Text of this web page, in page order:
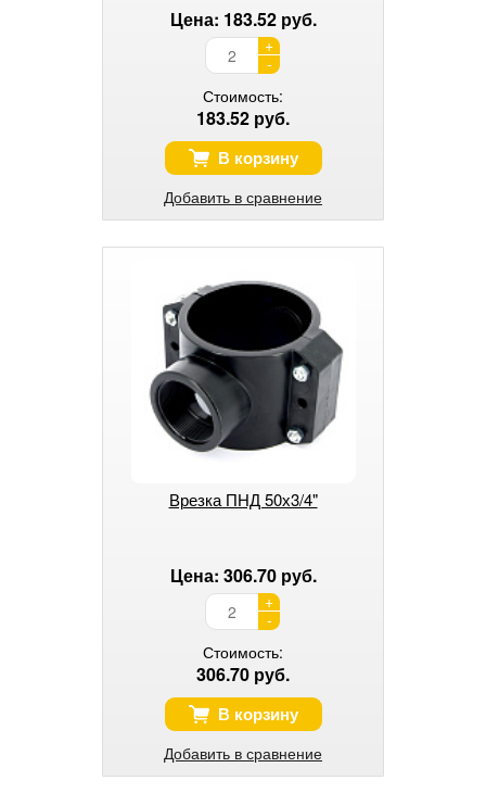
Цена: 183.52 руб.
+
-
Стоимость:
183.52 руб.
В корзину
Добавить в сравнение
Врезка ПНД 50х3/4"
Цена: 306.70 руб.
+
-
Стоимость:
306.70 руб.
В корзину
Добавить в сравнение